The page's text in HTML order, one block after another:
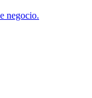
negocio.